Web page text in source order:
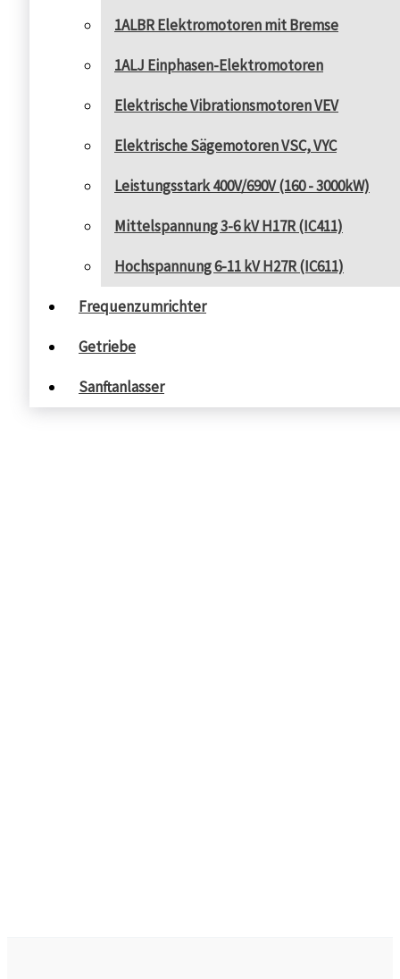
1ALBR Elektromotoren mit Bremse
1ALJ Einphasen-Elektromotoren
Elektrische Vibrationsmotoren VEV
Elektrische Sägemotoren VSC, VYC
Leistungsstark 400V/690V (160 - 3000kW)
Mittelspannung 3-6 kV H17R (IC411)
Hochspannung 6-11 kV H27R (IC611)
Frequenzumrichter
Getriebe
Sanftanlasser